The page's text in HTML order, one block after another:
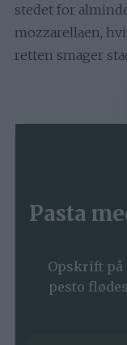
stedet for
mozzarellaen,
retten smager
Pasta
Opskrift på
pesto